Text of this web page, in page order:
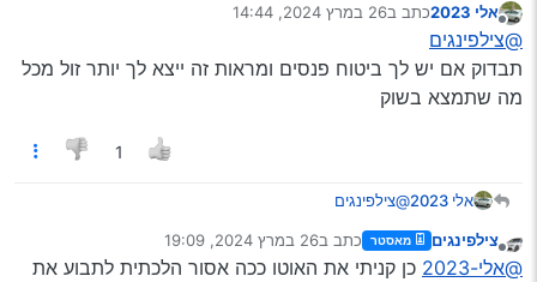
מנותק
אלי 2023 כתב ב26 במרץ 2024, 14:44
נערך לאחרונה על ידי
@צילפינגים
תבדוק אם יש לך ביטוח פנסים ומראות זה ייצא לך יותר זול מכל
מה שתמצא בשוק
1
אלי 2023
@צילפינגים
מכל מה שתמצא בשוק
מנותק
צילפינגים מאסטר כתב ב26 במרץ 2024, 19:09
נערך לאחרונה על ידי
@אלי-2023
כן קניתי את האוטו ככה אסור הלכתית לתבוע את